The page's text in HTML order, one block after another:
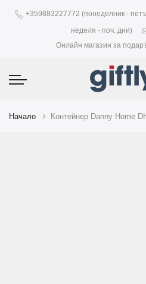
+359883227772 (понеделник -
неделя - поч. дни)
Онлайн магазин за
Начало Контейнер Danny Home